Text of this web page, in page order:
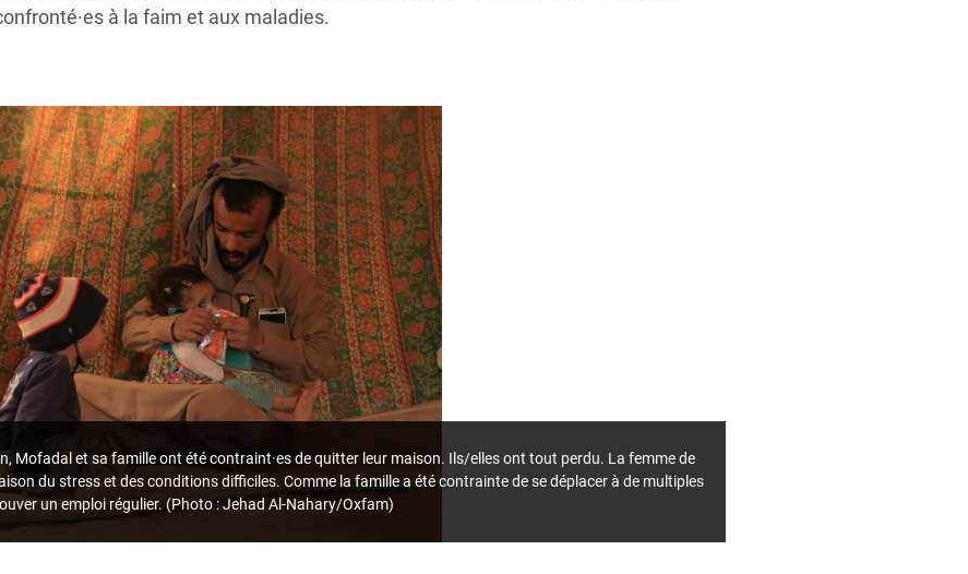
à la faim et aux maladies.
Mofadal et sa famille ont été contraint·es de quitter leur maison. Ils/elles ont tout perdu. La femme de
du stress et des conditions difficiles. Comme la famille a été contrainte de se déplacer à de multiples
un emploi régulier. (Photo : Jehad Al-Nahary/Oxfam)